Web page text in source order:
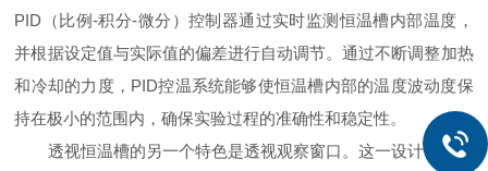
PID（比例-积分-微分）控制器通过实时监测恒温槽内部温度，
并根据设定值与实际值的偏差进行自动调节。通过不断调整加热
和冷却的力度，PID控温系统能够使恒温槽内部的温度波动度保
持在极小的范围内，确保实验过程的准确性和稳定性。
透视恒温槽的另一个特色是透视观察窗口。这一设计使得实